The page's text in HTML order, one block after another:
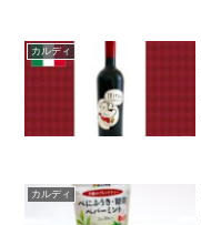
カルディ
カルディ